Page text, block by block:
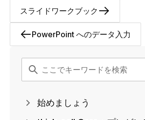
PowerPoint へのデータ入力
スライドワークブック
始めましょう